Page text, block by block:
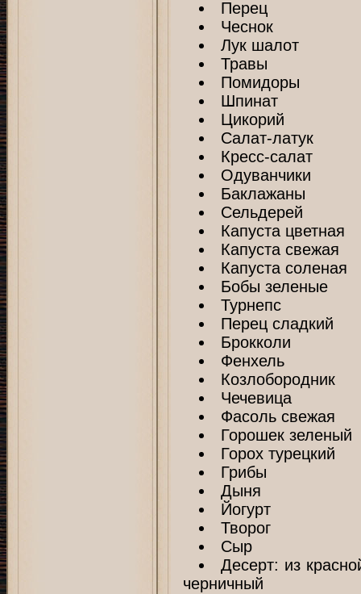
Перец
Чеснок
Лук шалот
Травы
Помидоры
Шпинат
Цикорий
Салат-латук
Кресс-салат
Одуванчики
Баклажаны
Сельдерей
Капуста цветная
Капуста свежая
Капуста соленая
Бобы зеленые
Турнепс
Перец сладкий
Брокколи
Фенхель
Козлобородник
Чечевица
Фасоль свежая
Горошек зеленый
Горох турецкий
Грибы
Дыня
Йогурт
Творог
Сыр
Десерт: из
черничный